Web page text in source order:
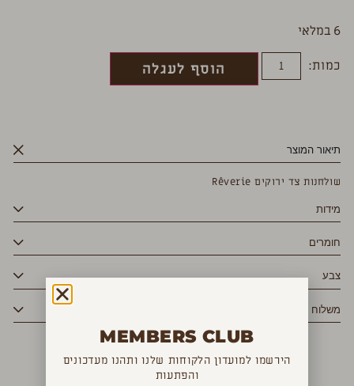
6 במלאי
כמות:
הוסף לעגלה
תיאור המוצר
שולחנות צד ירוקים Rêverie
מידות
חומרים
צבע
משלוח
MEMBERS CLUB
הירשמו למועדון הלקוחות שלנו ותהנו מעדכונים
והפתעות